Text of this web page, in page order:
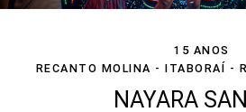
15 ANOS
RECANTO MOLINA - ITABORAÍ -
NAYARA